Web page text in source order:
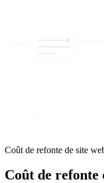
Coût de refonte de site
Coût de refonte